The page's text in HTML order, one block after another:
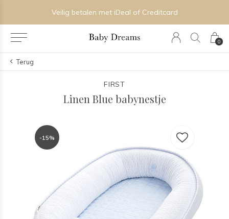
0
Veilig betalen met iDeal of Creditcard
Terug
FIRST
Linen Blue babynestje
-15%